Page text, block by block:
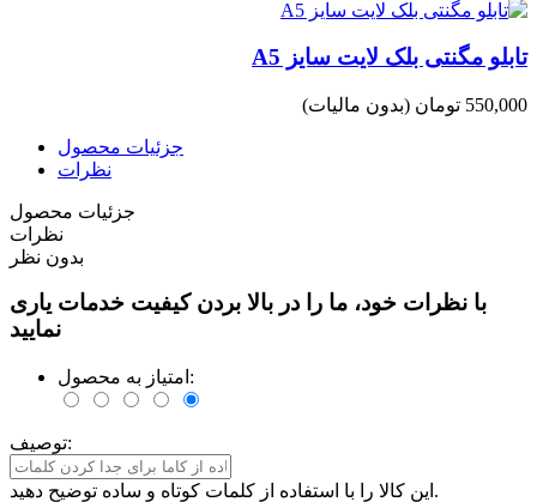
تابلو مگنتی بلک لایت سایز A5
550,000 تومان (بدون مالیات)
جزئیات محصول
نظرات
جزئیات محصول
نظرات
بدون نظر
با نظرات خود، ما را در بالا بردن کیفیت خدمات یاری
نمایید
امتیاز به محصول:
توصیف:
این کالا را با استفاده از کلمات کوتاه و ساده توضیح دهید.